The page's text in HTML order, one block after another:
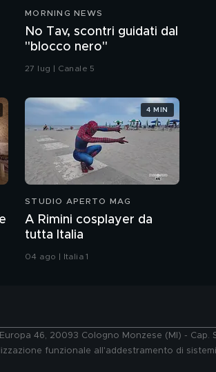
MORNING NEWS
No Tav, scontri guidati dal
"blocco nero"
27 lug | Canale 5
STUDIO APERTO MAG
A Rimini cosplayer da
tutta Italia
04 ago | Italia 1
4 MIN
46, 20093 Cologno Monzese (MI) - Cap.
funzionale all'addestramento di